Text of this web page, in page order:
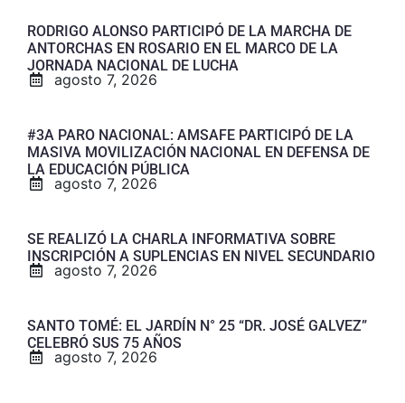
RODRIGO ALONSO PARTICIPÓ DE LA MARCHA DE
ANTORCHAS EN ROSARIO EN EL MARCO DE LA
JORNADA NACIONAL DE LUCHA
agosto 7, 2026
#3A PARO NACIONAL: AMSAFE PARTICIPÓ DE LA
MASIVA MOVILIZACIÓN NACIONAL EN DEFENSA DE
LA EDUCACIÓN PÚBLICA
agosto 7, 2026
SE REALIZÓ LA CHARLA INFORMATIVA SOBRE
INSCRIPCIÓN A SUPLENCIAS EN NIVEL SECUNDARIO
agosto 7, 2026
SANTO TOMÉ: EL JARDÍN N° 25 “DR. JOSÉ GALVEZ”
CELEBRÓ SUS 75 AÑOS
agosto 7, 2026